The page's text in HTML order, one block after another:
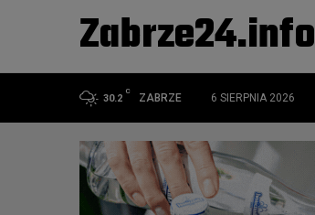
Zabrze24.info
30.2
C
ZABRZE 6 SIERPNIA 2026